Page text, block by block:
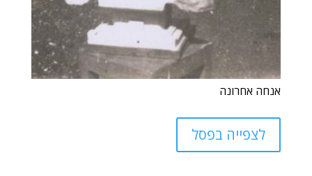
אנחה אחרונה
לצפייה בפסל